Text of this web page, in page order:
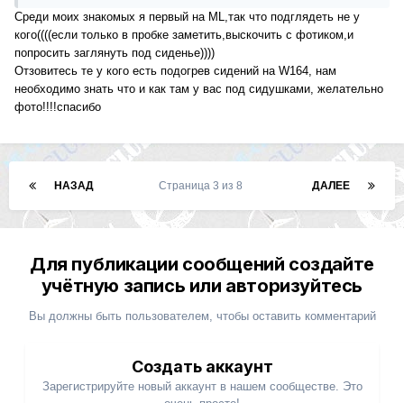
Среди моих знакомых я первый на ML,так что подглядеть не у
кого((((если только в пробке заметить,выскочить с фотиком,и
попросить заглянуть под сиденье))))
Отзовитесь те у кого есть подогрев сидений на W164, нам
необходимо знать что и как там у вас под сидушками, желательно
фото!!!!спасибо
НАЗАД ДАЛЕЕ
Страница 3 из 8
Для публикации сообщений создайте
учётную запись или авторизуйтесь
Вы должны быть пользователем, чтобы оставить комментарий
Создать аккаунт
Зарегистрируйте новый аккаунт в нашем сообществе. Это